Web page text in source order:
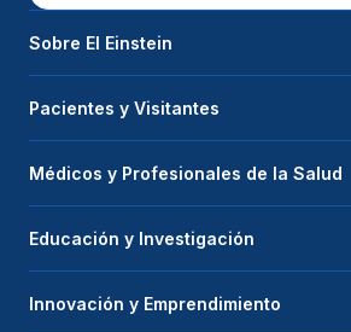
Sobre El Einstein
Pacientes y Visitantes
Médicos y Profesionales de la Salud
Educación y Investigación
Innovación y Emprendimiento